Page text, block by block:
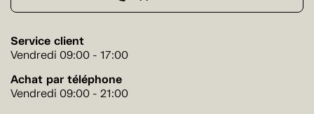
Service client
Vendredi 09:00 - 17:00
Achat par téléphone
Vendredi 09:00 - 21:00